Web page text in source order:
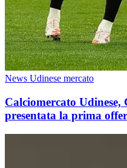
News Udinese mercato
Calciomercato
presentata la prima